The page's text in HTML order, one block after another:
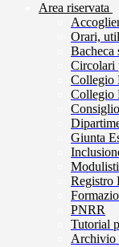
Area riservata
Orari,
Bacheca
Circolari
Collegio
Collegio
Giunta
Registro
PNRR
Tutorial
Archivio